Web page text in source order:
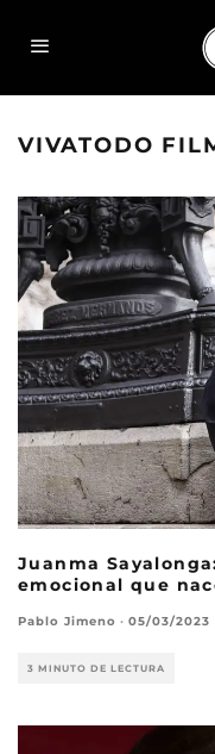
VIVATODO
Juanma
emocional que
Pablo Jimeno · 05/03/2023
3 MINUTO DE LECTURA